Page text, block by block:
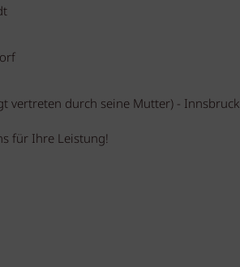
vertreten durch seine Mutter) - Innsbruck
für Ihre Leistung!